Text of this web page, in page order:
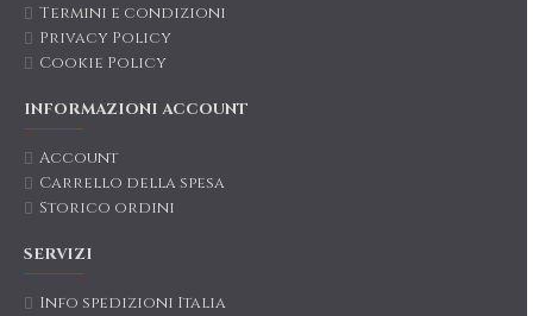
Termini e condizioni
Privacy Policy
Cookie Policy
INFORMAZIONI ACCOUNT
Account
Carrello della spesa
Storico ordini
SERVIZI
Info spedizioni Italia